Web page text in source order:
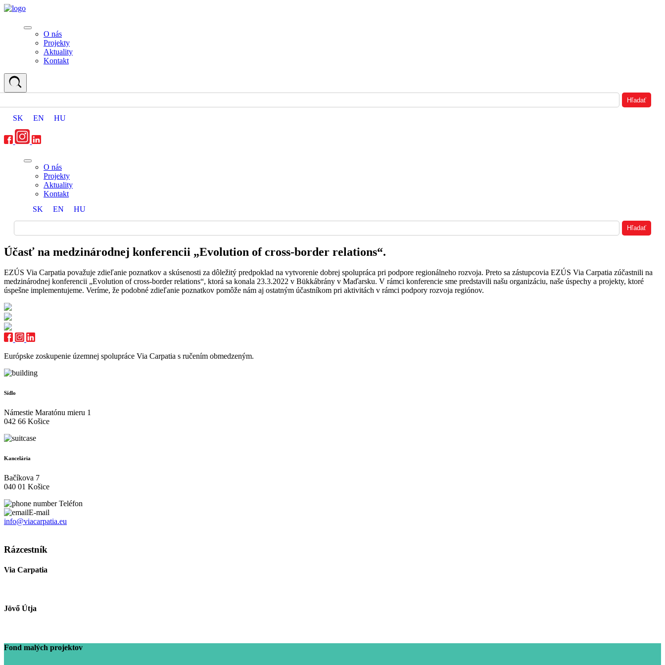
O nás
Projekty
Aktuality
Kontakt
SK EN HU
O nás
Projekty
Aktuality
Kontakt
SK
EN HU
Účasť na medzinárodnej konferencii „Evolution of cross-border relations“.
EZÚS Via Carpatia považuje zdieľanie poznatkov a skúsenosti za dôležitý predpoklad na vytvorenie dobrej spolupráca pri podpore regionálneho rozvoja. Preto sa zástupcovia EZÚS Via Carpatia zúčastnili na
medzinárodnej konferencii „Evolution of cross-border relations“, ktorá sa konala 23.3.2022 v Bükkábrány v Maďarsku. V rámci konferencie sme predstavili našu organizáciu, naše úspechy a projekty, ktoré
úspešne implementujeme. Veríme, že podobné zdieľanie poznatkov pomôže nám aj ostatným účastníkom pri aktivitách v rámci podpory rozvoja regiónov.
Európske zoskupenie územnej spolupráce Via Carpatia s ručením obmedzeným.
Sídlo
Námestie Maratónu mieru 1
042 66 Košice
Kancelária
Bačíkova 7
040 01 Košice
Teléfon
E-mail
info@viacarpatia.eu
Rázcestník
Via Carpatia
Jövő Útja
Fond malých projektov